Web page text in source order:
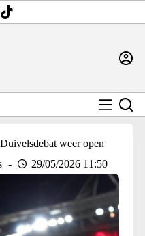
weer open
29/05/2026 11:50